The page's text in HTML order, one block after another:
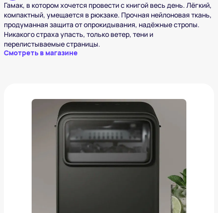
Гамак, в котором хочется провести с книгой весь день. Лёгкий,
компактный, умещается в рюкзаке. Прочная нейлоновая ткань,
продуманная защита от опрокидывания, надёжные стропы.
Никакого страха упасть, только ветер, тени и
перелистываемые страницы.
Смотреть в магазине